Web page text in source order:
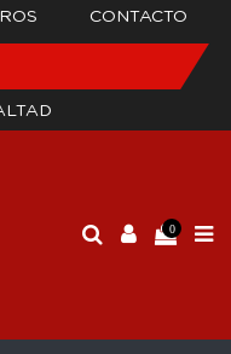
CONTACTO
0